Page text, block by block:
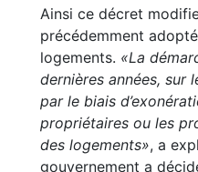
Ainsi ce décret
précédemment
logements. «La
dernières années, sur
par le biais
propriétaires ou les
des logements», a
gouvernement a